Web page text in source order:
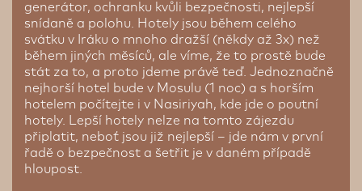
generátor, ochranku kvůli bezpečnosti, nejlepší
snídaně a polohu. Hotely jsou během celého
svátku v Iráku o mnoho dražší (někdy až 3x) než
během jiných měsíců, ale víme, že to prostě bude
stát za to, a proto jdeme právě teď. Jednoznačně
nejhorší hotel bude v Mosulu (1 noc) a s horším
hotelem počítejte i v Nasiriyah, kde jde o poutní
hotely. Lepší hotely nelze na tomto zájezdu
připlatit, neboť jsou již nejlepší – jde nám v první
řadě o bezpečnost a šetřit je v daném případě
hloupost.